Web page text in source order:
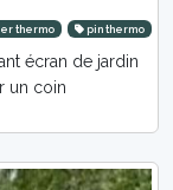
thermo pin thermo
écran de jardin
un coin